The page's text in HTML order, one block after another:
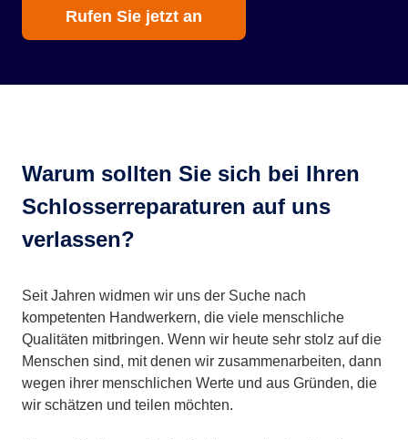
Rufen Sie jetzt an
Warum sollten Sie sich bei Ihren
Schlosserreparaturen auf uns
verlassen?
Seit Jahren widmen wir uns der Suche nach
kompetenten Handwerkern, die viele menschliche
Qualitäten mitbringen. Wenn wir heute sehr stolz auf die
Menschen sind, mit denen wir zusammenarbeiten, dann
wegen ihrer menschlichen Werte und aus Gründen, die
wir schätzen und teilen möchten.